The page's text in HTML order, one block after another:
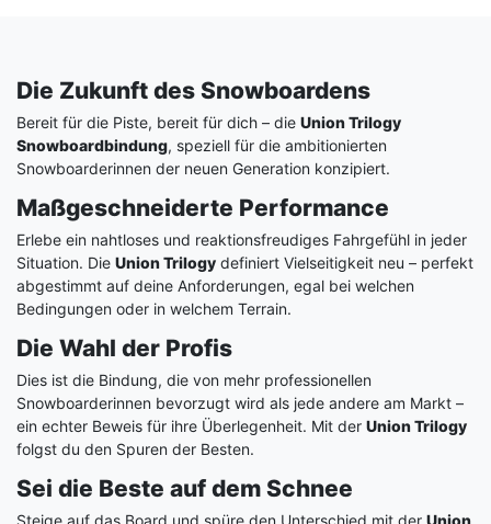
Die Zukunft des Snowboardens
Bereit für die Piste, bereit für dich – die Union Trilogy
Snowboardbindung, speziell für die ambitionierten
Snowboarderinnen der neuen Generation konzipiert.
Maßgeschneiderte Performance
Erlebe ein nahtloses und reaktionsfreudiges Fahrgefühl in jeder
Situation. Die Union Trilogy definiert Vielseitigkeit neu – perfekt
abgestimmt auf deine Anforderungen, egal bei welchen
Bedingungen oder in welchem Terrain.
Die Wahl der Profis
Dies ist die Bindung, die von mehr professionellen
Snowboarderinnen bevorzugt wird als jede andere am Markt –
ein echter Beweis für ihre Überlegenheit. Mit der Union Trilogy
folgst du den Spuren der Besten.
Sei die Beste auf dem Schnee
Steige auf das Board und spüre den Unterschied mit der Union